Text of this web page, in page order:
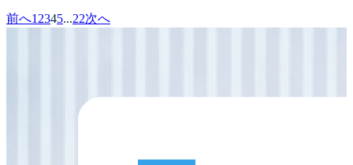
前へ1 2345...22次へ